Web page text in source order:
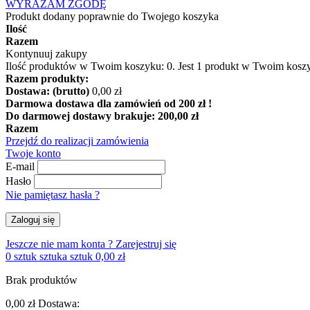
WYRAŻAM ZGODĘ
Produkt dodany poprawnie do Twojego koszyka
Ilość
Razem
Kontynuuj zakupy
Ilość produktów w Twoim koszyku: 0. Jest 1 produkt w Twoim
Razem produkty:
Dostawa: (brutto) 0,00 zł
Darmowa dostawa dla zamówień od 200 zł !
Do darmowej dostawy brakuje: 200,00 zł
Razem
Przejdź do realizacji zamówienia
Twoje konto
E-mail
Hasło
Nie pamiętasz hasła ?
Zaloguj się
Jeszcze nie mam konta ? Zarejestruj się
0 sztuk sztuka sztuk 0,00 zł
Brak produktów
0,00 złDostawa: